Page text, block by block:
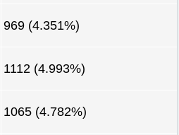
969 (4.351%)
1112 (4.993%)
1065 (4.782%)